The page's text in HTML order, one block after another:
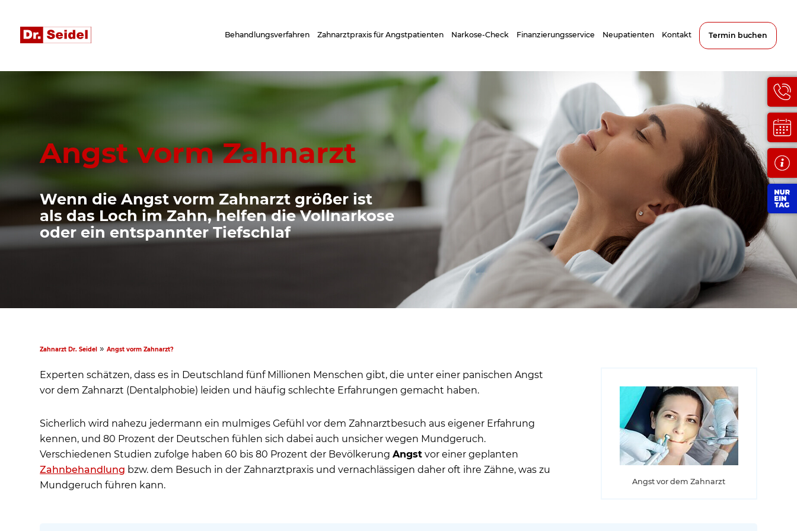
Zahnarzt Dr. Seidel »Angst vorm Zahnarzt?
Behandlungsverfahren Zahnarztpraxis für Angstpatienten Narkose-Check Finanzierungsservice Neupatienten Kontakt Termin buchen
Angst vorm Zahnarzt
Wenn die Angst vorm Zahnarzt größer ist
als das Loch im Zahn, helfen die Vollnarkose
oder ein entspannter Tiefschlaf
Angst vor dem Zahnarzt
Experten schätzen, dass es in Deutschland fünf Millionen Menschen gibt, die unter einer panischen Angst
vor dem Zahnarzt (Dentalphobie) leiden und häufig schlechte Erfahrungen gemacht haben.
Sicherlich wird nahezu jedermann ein mulmiges Gefühl vor dem Zahnarztbesuch aus eigener Erfahrung
kennen, und 80 Prozent der Deutschen fühlen sich dabei auch unsicher wegen Mundgeruch.
Verschiedenen Studien zufolge haben 60 bis 80 Prozent der BevölkerungAngst vor einer geplanten
Zahnbehandlung bzw. dem Besuch in der Zahnarztpraxis und vernachlässigen daher oft ihre Zähne, was zu
Mundgeruch führen kann.